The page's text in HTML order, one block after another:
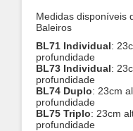
Medidas disponíveis
Baleiros
BL71 Individual:
profundidade
BL73 Individual:
profundidade
BL74 Duplo: 23cm
profundidade
BL75 Triplo: 23cm
profundidade